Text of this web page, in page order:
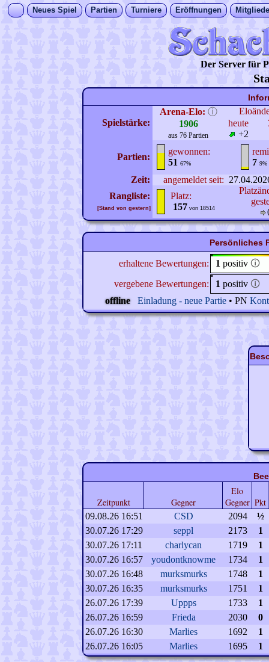
Neues Spiel Partien Turniere Eröffnungen
Der Server für
Spielstärke:
Arena-Elo: ⓘ
1906
aus 76 Partien
heute
+2
Partien:
gewonnen:
51 67%
7 9%
Zeit: angemeldet seit:
Rangliste:
[Stand von gestern]
Platz:
157 von 18514
Persönliches
erhaltene Bewertungen: 1 positiv 🛈
vergebene Bewertungen:
1 positiv 🛈
offline
Einladung - neue Partie • PN
Zeitpunkt Gegner
Elo
Gegner Pkt
09.08.26 16:51 CSD 2094
½
30.07.26 17:29
seppl 2173
1
30.07.26 17:11
charlycan 1719
1
30.07.26 16:57
youdontknowme 1734
1
30.07.26 16:48
murksmurks 1748
1
30.07.26 16:35
murksmurks 1751
1
26.07.26 17:39
Uppps 1733
1
26.07.26 16:59
Frieda 2030
0
26.07.26 16:30
Marlies 1692
1
26.07.26 16:05
Marlies 1695 1